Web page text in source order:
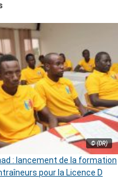
© (DR)
: lancement de la formation
pour la Licence D